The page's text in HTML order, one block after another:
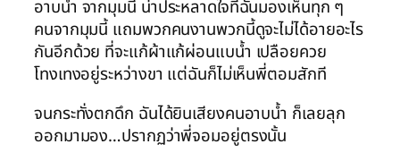
อาบน้ำ จากมุมนี้ น่าประหลาดใจที่ฉันมองเห็นทุก ๆ
คนจากมุมนี้ แถมพวกคนงานพวกนี้ดูจะไม่ได้อายอะไร
กันอีกด้วย ที่จะแก้ผ้าแก้ผ่อนแบน้ำ เปลือยควย
โทงเทงอยู่ระหว่างขา แต่ฉันก็ไม่เห็นพี่ตอมสักที
จนกระทั่งตกดึก ฉันได้ยินเสียงคนอาบน้ำ ก็เลยลุก
ออกมามอง…ปรากฏว่าพี่จอมอยู่ตรงนั้น